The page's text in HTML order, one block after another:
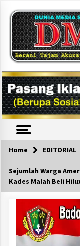
content
Home EDITORIAL
Sejumlah Warga
Kades Malah Beli